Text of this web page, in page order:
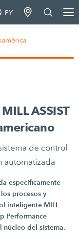
PY
ASSIST
de control
automatizada
específicamente
procesos y
inteligente MILL
Performance
del sistema.